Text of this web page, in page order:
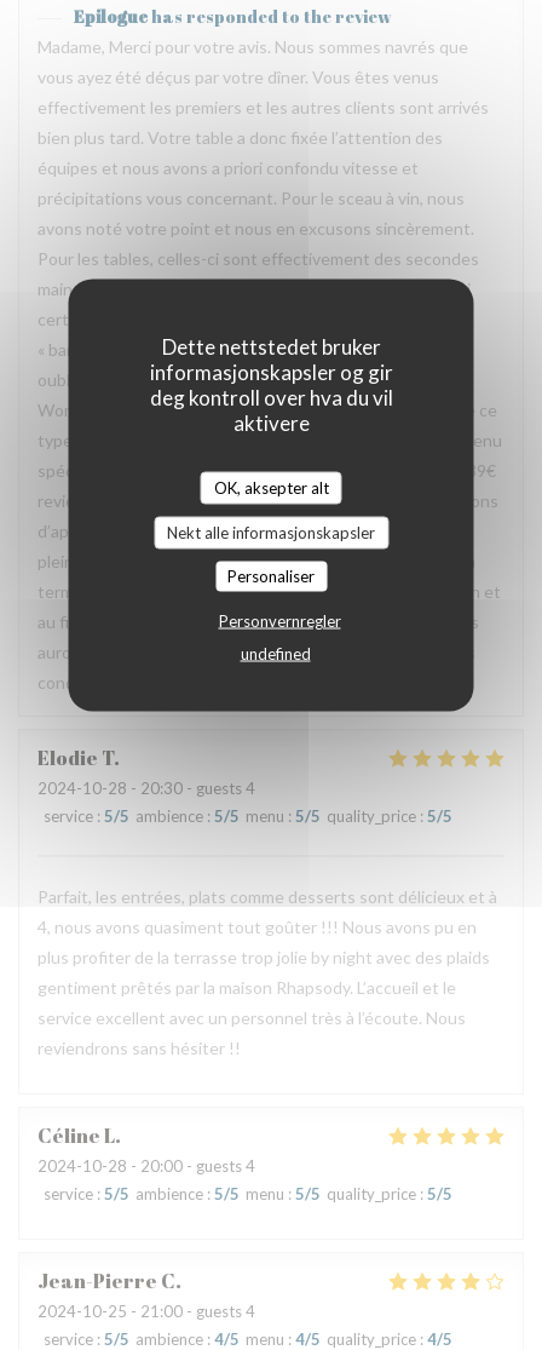
Dette nettstedet bruker
informasjonskapsler og gir
deg kontroll over hva du vil
aktivere
OK, aksepter alt
Nekt alle informasjonskapsler
Personaliser
Personvernregler
undefined
Epiloguehas responded to the review
Madame, Merci pour votre avis. Nous sommes navrés que
vous ayez été déçus par votre dîner. Vous êtes venus
effectivement les premiers et les autres clients sont arrivés
bien plus tard. Votre table a donc fixée l’attention des
équipes et nous avons a priori confondu vitesse et
précipitations vous concernant. Pour le sceau à vin, nous
avons noté votre point et nous en excusons sincèrement.
Pour les tables, celles-ci sont effectivement des secondes
mains, ce qui peut faire selon nous leurs charmes même si
certaines peuvent être considérées dans leur jus, voire
« bancales » même si stables. Un point cependant: vous
oubliez de mentionner que vous avez exercé un bon
Wonderbox. Sachez que bon nombre de restaurant refuse ce
type de bon le vendredi soir et vous oblige à prendre un menu
spécifique (car il faut savoir que sur les 59€ de bon, seuls 39€
reviennent au restaurant. De notre côté, nous nous refusons
d’appliquer ce genre de politique pour vous faire profiter
pleinement du restaurant. Nous allons d’ailleurs mettre un
terme à ce partenariat car celui-ci ne rempli pas sa fonction et
au final coûte cher au restaurant. Nous espérons que nous
aurons tout de même l’occasion de vous recevoir dans des
conditions plus agréables pour vous.
Elodie T
2024-10-28 - 20:30 - guests 4
service : 5/5 ambience : 5/5 menu : 5/5 quality_price : 5/5
Parfait, les entrées, plats comme desserts sont délicieux et à
4, nous avons quasiment tout goûter !!! Nous avons pu en
plus profiter de la terrasse trop jolie by night avec des plaids
gentiment prêtés par la maison Rhapsody. L’accueil et le
service excellent avec un personnel très à l’écoute. Nous
reviendrons sans hésiter !!
CélineL
2024-10-28 - 20:00 - guests 4
service : 5/5 ambience : 5/5 menu : 5/5 quality_price : 5/5
Jean-Pierre C
2024-10-25 - 21:00 - guests 4
service : 5/5 ambience : 4/5 menu : 4/5 quality_price : 4/5